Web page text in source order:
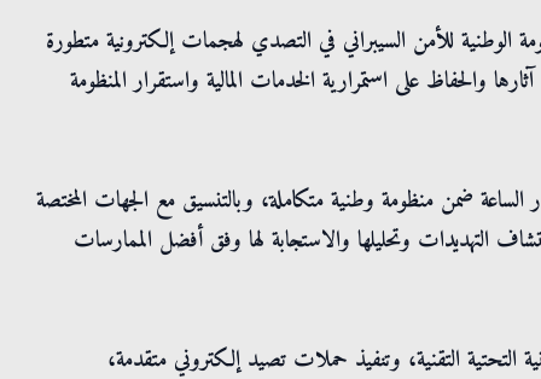
الوطنية للأمن السيبراني في التصدي لهجمات إلكترونية متطورة
والحفاظ على استمرارية الخدمات المالية واستقرار المنظومة
ضمن منظومة وطنية متكاملة، وبالتنسيق مع الجهات المختصة
التهديدات وتحليلها والاستجابة لها وفق أفضل الممارسات
التقنية، وتنفيذ حملات تصيد إلكتروني متقدمة،